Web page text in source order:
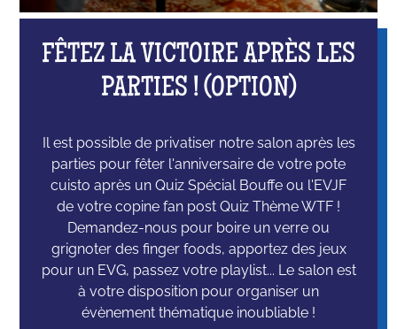
FÊTEZ LA VICTOIRE APRÈS LES
PARTIES ! (OPTION)
Il est possible de privatiser notre salon après les
parties pour fêter l'anniversaire de votre pote
cuisto après un Quiz Spécial Bouffe ou l'EVJF
de votre copine fan post Quiz Thème WTF !
Demandez-nous pour boire un verre ou
grignoter des finger foods, apportez des jeux
pour un EVG, passez votre playlist... Le salon est
à votre disposition pour organiser un
évènement thématique inoubliable !